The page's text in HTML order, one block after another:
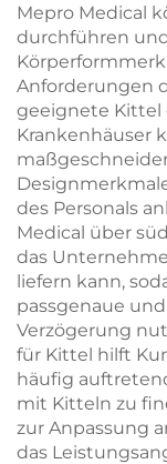
Mepro Medical
durchführen
Anforderungen
geeignete Kittel
Krankenhäuser
des Personals
Medical über
das
liefern kann,
passgenaue
Verzögerung
für Kittel hilft
häufig
mit Kitteln zu
zur Anpassung
das